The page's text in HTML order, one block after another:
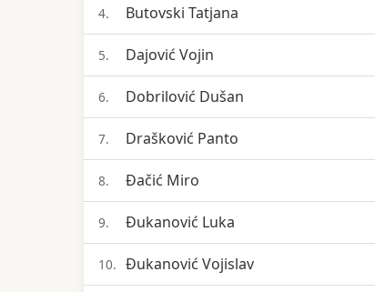
4. Butovski Tatjana
5. Dajović Vojin
6. Dobrilović Dušan
7. Drašković Panto
8. Đačić Miro
9. Đukanović Luka
10. Đukanović Vojislav